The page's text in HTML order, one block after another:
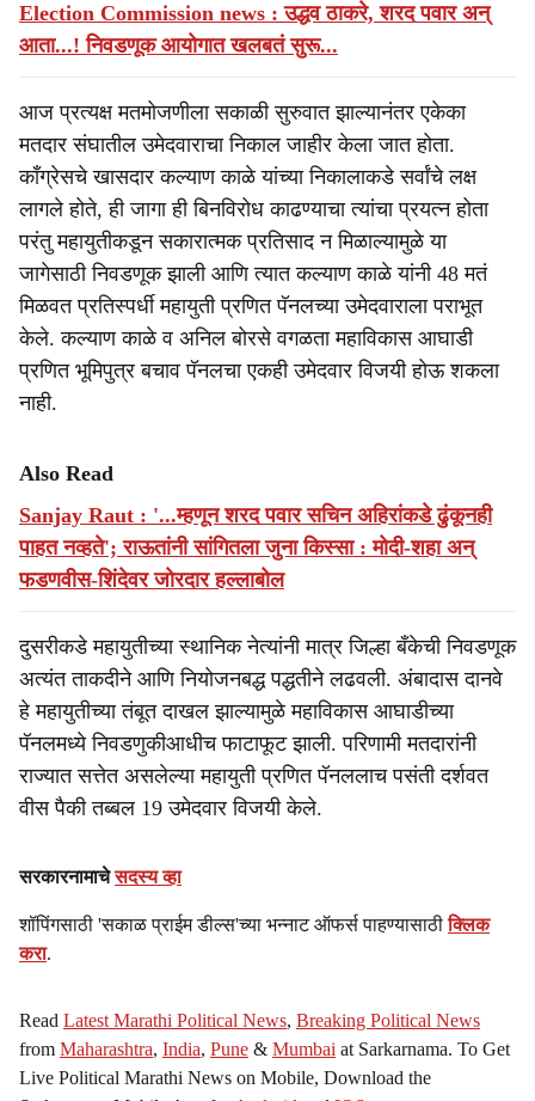
Election Commission news : उद्धव ठाकरे, शरद पवार अन्
आता...! निवडणूक आयोगात खलबतं सुरू...
आज प्रत्यक्ष मतमोजणीला सकाळी सुरुवात झाल्यानंतर एकेका
मतदार संघातील उमेदवाराचा निकाल जाहीर केला जात होता.
काँग्रेसचे खासदार कल्याण काळे यांच्या निकालाकडे सर्वांचे लक्ष
लागले होते, ही जागा ही बिनविरोध काढण्याचा त्यांचा प्रयत्न होता
परंतु महायुतीकडून सकारात्मक प्रतिसाद न मिळाल्यामुळे या
जागेसाठी निवडणूक झाली आणि त्यात कल्याण काळे यांनी 48 मतं
मिळवत प्रतिस्पर्धी महायुती प्रणित पॅनलच्या उमेदवाराला पराभूत
केले. कल्याण काळे व अनिल बोरसे वगळता महाविकास आघाडी
प्रणित भूमिपुत्र बचाव पॅनलचा एकही उमेदवार विजयी होऊ शकला
नाही.
Also Read
Sanjay Raut : '...म्हणून शरद पवार सचिन अहिरांकडे ढुंकूनही
पाहत नव्हते'; राऊतांनी सांगितला जुना किस्सा : मोदी-शहा अन्
फडणवीस-शिंदेवर जोरदार हल्लाबोल
दुसरीकडे महायुतीच्या स्थानिक नेत्यांनी मात्र जिल्हा बँकेची निवडणूक
अत्यंत ताकदीने आणि नियोजनबद्ध पद्धतीने लढवली. अंबादास दानवे
हे महायुतीच्या तंबूत दाखल झाल्यामुळे महाविकास आघाडीच्या
पॅनलमध्ये निवडणुकीआधीच फाटाफूट झाली. परिणामी मतदारांनी
राज्यात सत्तेत असलेल्या महायुती प्रणित पॅनललाच पसंती दर्शवत
वीस पैकी तब्बल 19 उमेदवार विजयी केले.
सरकारनामाचेसदस्य व्हा
शॉपिंगसाठी 'सकाळ प्राईम डील्स'च्या भन्नाट ऑफर्स पाहण्यासाठीक्लिक
करा.
Read Latest Marathi Political News, Breaking Political News
from Maharashtra, India, Pune & Mumbai at Sarkarnama. To Get
Live Political Marathi News on Mobile, Download the